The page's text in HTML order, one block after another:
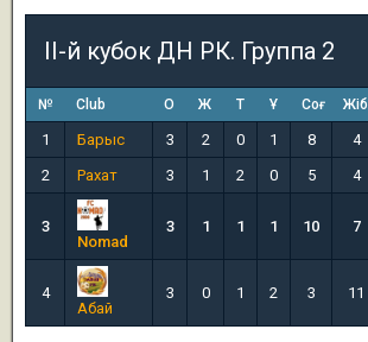
II-й кубок ДН РК. Группа 2
№ Club О Ж Т Ұ Соғ Жіб
1 Барыс 3 2 0 1 8 4
2
Рахат 3 1 2 0 5 4
3
Nomad
3 1 1 1 10 7
4
Абай
3 0 1 2 3 11